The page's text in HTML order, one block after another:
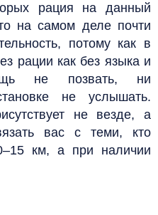
рация на данный
на самом деле почти
потому как в
рации как без языка и
не позвать, ни
не услышать.
не везде, а
вас с теми, кто
км, а при наличии